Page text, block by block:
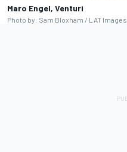
Maro Engel, Venturi
Photo by: Sam Bloxham / LAT Images